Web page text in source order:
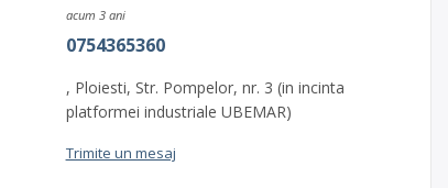
acum 3 ani
0754365360
, Ploiesti, Str. Pompelor, nr. 3 (in incinta
platformei industriale UBEMAR)
Trimite un mesaj